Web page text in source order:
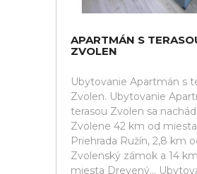
APARTMÁN S
ZVOLEN
Ubytovanie Apartmán s
Zvolen. Ubytovanie
terasou Zvolen sa
Zvolene 42 km od miesta
Priehrada Ružín, 2,8 km
Zvolenský zámok a 14
miesta Drevený...